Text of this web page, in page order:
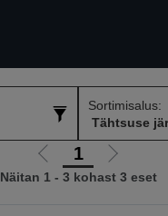
Sortimisalus:
Liigu
eelmisele
1
Liigu
järgmisele
Näitan 1 - 3 kohast 3 eset